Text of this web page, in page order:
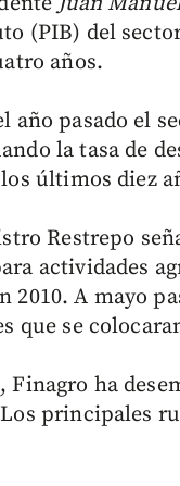
(PIB) del
años.
año pasado el
la tasa de
últimos diez
Restrepo
actividades
2010. A mayo
que se
Finagro ha
principales